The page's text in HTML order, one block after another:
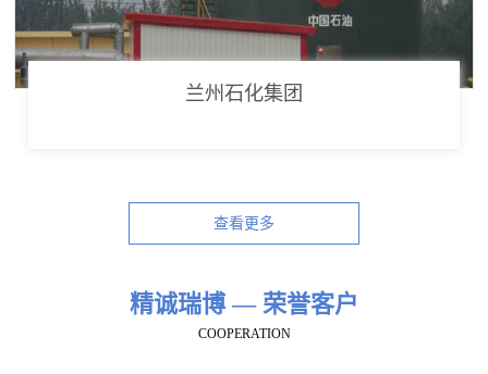
兰州石化集团
查看更多
精诚瑞博 — 荣誉客户
COOPERATION